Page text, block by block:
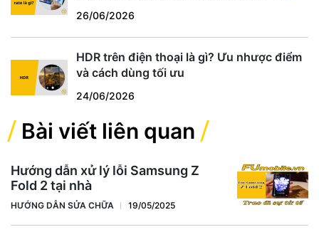
26/06/2026
HDR trên điện thoại là gì? Ưu nhược điểm
và cách dùng tối ưu
24/06/2026
Bài viết liên quan
Hướng dẫn xử lý lỗi Samsung Z
Fold 2 tại nhà
HƯỚNG DẪN SỬA CHỮA 19/05/2025